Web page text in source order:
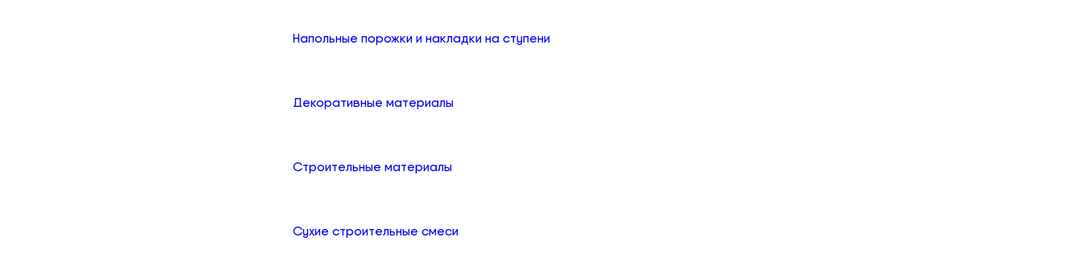
Напольные порожки и накладки на ступени
Декоративные материалы
Строительные материалы
Сухие строительные смеси